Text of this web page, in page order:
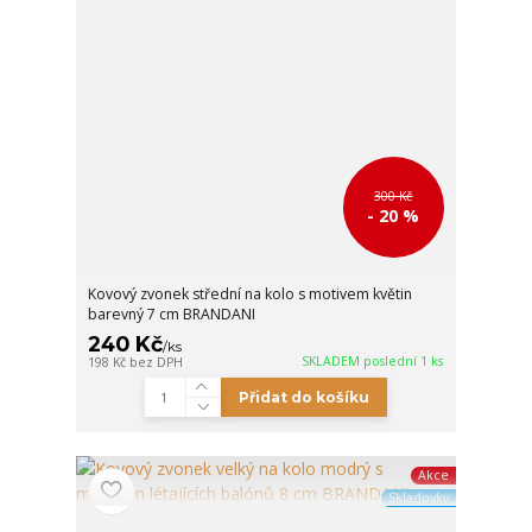
300 Kč
- 20 %
Kovový zvonek střední na kolo s motivem květin
barevný 7 cm BRANDANI
240 Kč/ks
198 Kč bez DPH SKLADEM poslední 1 ks
Přidat do košíku
Akce
Skladovky